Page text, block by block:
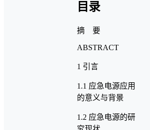
目录
摘 要
ABSTRACT
1 引言
1.1 应急电源应用
的意义与背景
1.2 应急电源的研